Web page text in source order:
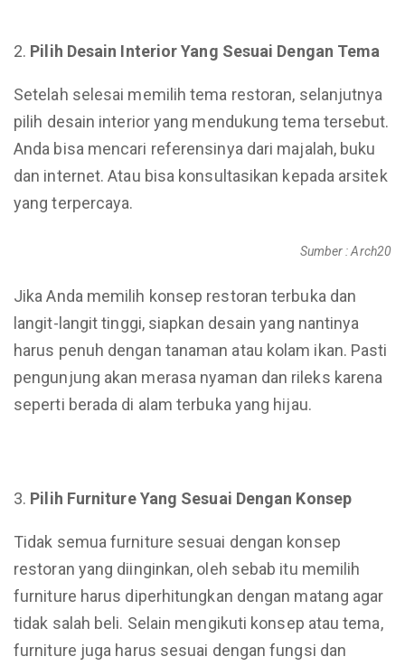
Pilih Desain Interior Yang Sesuai Dengan Tema
Setelah selesai memilih tema restoran, selanjutnya
pilih desain interior yang mendukung tema tersebut.
Anda bisa mencari referensinya dari majalah, buku
dan internet. Atau bisa konsultasikan kepada arsitek
yang terpercaya.
Sumber : Arch20
Jika Anda memilih konsep restoran terbuka dan
langit-langit tinggi, siapkan desain yang nantinya
harus penuh dengan tanaman atau kolam ikan. Pasti
pengunjung akan merasa nyaman dan rileks karena
seperti berada di alam terbuka yang hijau.
Pilih Furniture Yang Sesuai Dengan Konsep
Tidak semua furniture sesuai dengan konsep
restoran yang diinginkan, oleh sebab itu memilih
furniture harus diperhitungkan dengan matang agar
tidak salah beli. Selain mengikuti konsep atau tema,
furniture juga harus sesuai dengan fungsi dan